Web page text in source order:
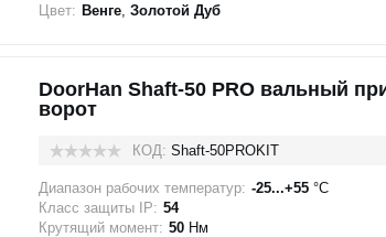
Цвет: Венге,Золотой Дуб
DoorHan Shaft-50 PRO вальный
ворот
КОД: Shaft-50PROKIT
Диапазон рабочих температур: -25...+55 °C
Класс защиты IP: 54
Крутящий момент: 50 Нм